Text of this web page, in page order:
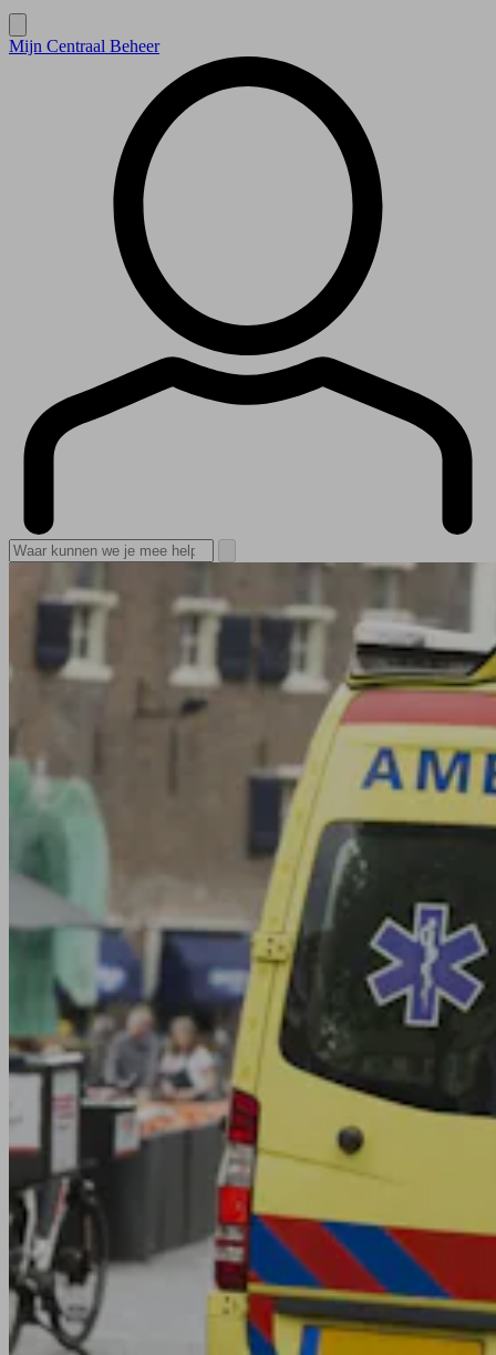
Mijn Centraal Beheer